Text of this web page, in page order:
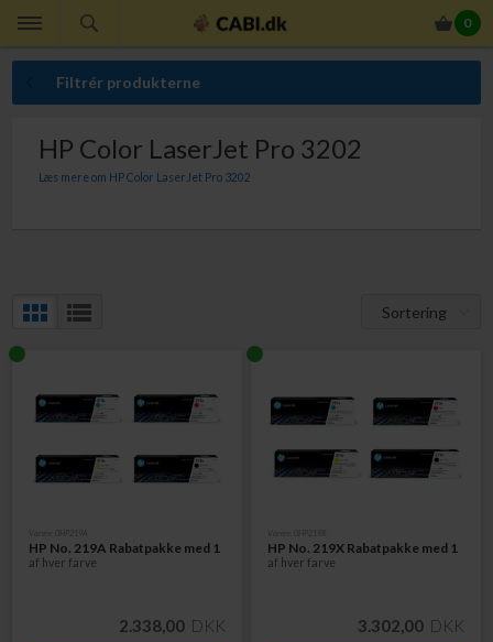
0
Filtrér produkterne
HP Color LaserJet Pro 3202
Læs mere om HP Color LaserJet Pro 3202
Sortering
HP No. 219A Rabatpakke med 1
af hver farve
2.338,00 DKK
HP No. 219X Rabatpakkemed 1
af hver farve
3.302,00 DKK